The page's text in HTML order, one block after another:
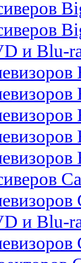
и Blu-
и Blu-